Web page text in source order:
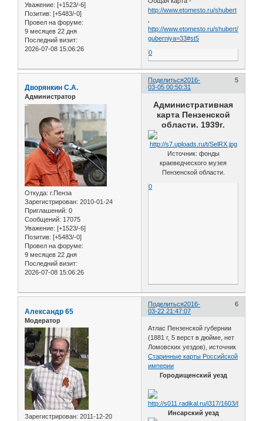
Уважение: [+1523/-6]
Позитив: [+5483/-0]
Провел на форуме:
9 месяцев 22 дня
Последний визит:
2026-07-08 15:06:26
http://www.etomesto.ru/shubert
http://www.etomesto.ru/shubert/?
guberniya=33#st5
0
Поделиться 5
2016-
03-05 00:50:31
Дворянкин С.А.
Администратор
Откуда: г.Пенза
Зарегистрирован: 2010-01-24
Приглашений: 0
Сообщений: 17075
Уважение: [+1523/-6]
Позитив: [+5483/-0]
Провел на форуме:
9 месяцев 22 дня
Последний визит:
2026-07-08 15:06:26
Административная
карта Пензенской
области. 1939г.
Источник: фонды
краеведческого музея
Пензенской области.
0
Поделиться 6
2016-
03-22 21:47:07
Александр 65
Модератор
Зарегистрирован: 2011-12-20
Атлас Пензенской губернии
(1881 г, 5 верст в дюйме, нет
Ломовских уездов), источник
Старинные карты Российской
империи
Городищенский уезд
Инсарский уезд